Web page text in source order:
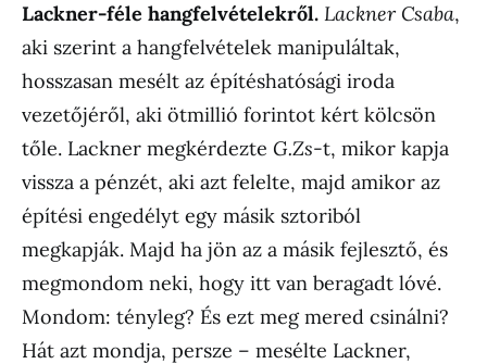
Lackner-féle hangfelvételekről. Lackner Csaba,
aki szerint a hangfelvételek manipuláltak,
hosszasan mesélt az építéshatósági iroda
vezetőjéről, aki ötmillió forintot kért kölcsön
tőle. Lackner megkérdezte G.Zs-t, mikor kapja
vissza a pénzét, aki azt felelte, majd amikor az
építési engedélyt egy másik sztoriból
megkapják. Majd ha jön az a másik fejlesztő, és
megmondom neki, hogy itt van beragadt lóvé.
Mondom: tényleg? És ezt meg mered csinálni?
Hát azt mondja, persze – mesélte Lackner,